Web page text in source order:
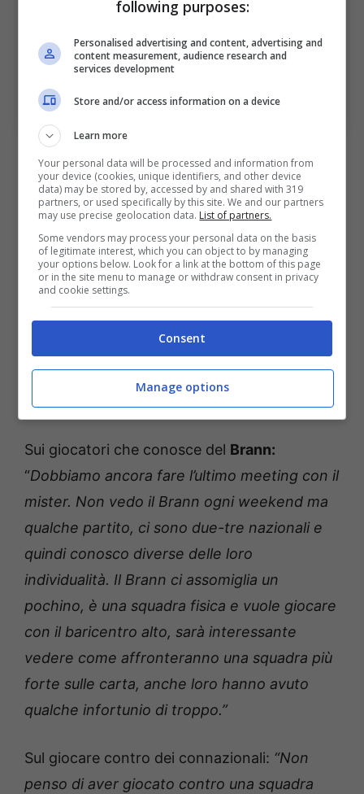
(Foto di Maurizio Lagana/Getty Images Via One
Football)
Heggem sugli aspetti da migliorare
Sui miglioramenti che può ancora fare:
Sicuramente devo migliorare nel gioco uno
contro uno,devo migliorare nelle posizioni,
soprattutto contro i centravanti forti di
questo campionato, i miei compagni mi
hanno molto aiutato anche contro il
migliorare dal punto di vista degli assist e
dei gol”.
Sui giocatori che conosce del Brann:
“Dobbiamo ancora fare l’ultimo meeting con il
mister. Non vedo il Brann ogni weekend ma
qualche partito, ci sono due-tre nazionali e
quindi conosco diverse delle loro
individualità. Il Brann ci assomiglia un
pochino, è una squadra fisica e vuole giocare
con il baricentro alto, sarà interessante
vedere come affronteranno una squadra più
forte sulle carta, anche loro hanno avuto
qualche infortunio di troppo.”
Sul giocare contro dei connazionali: “Non
penso di aver giocato contro una squadra
following purposes:
Personalised advertising and content, advertising and
content measurement, audience research and
services development
Store and/or access information on a device
Learn more
Your personal data will be processed and information from
your device (cookies, unique identifiers, and other device
data) may be stored by, accessed by and shared with 319
partners, or used specifically by this site. We and our partners
may use precise geolocation data. List of partners.
Some vendors may process your personal data on the basis
of legitimate interest, which you can object to by managing
your options below. Look for a link at the bottom of this page
or in the site menu to manage or withdraw consent in privacy
and cookie settings.
Consent
Manage options